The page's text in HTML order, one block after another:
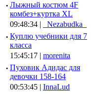
· Лыжный костюм 4F
комбез+куртка XL
09:48:34 |
_Nezabudka_
· Куплю учебники для 7
класса
15:45:17 | morenita
· Пуховик Адидас для
девочки 158-164
00:53:45 | InnaLud